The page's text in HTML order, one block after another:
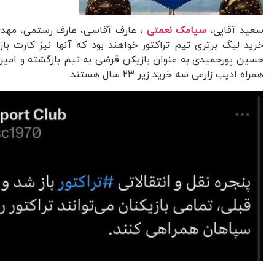
سعید آقایی، سیامک نعمتی
خرید لیگ برتری تیم تراکتور خواهند بود که آنها نیز کارت
حسین پورحمیدی به عنوان بازیکن قرضی به تیم بازگشته و
همراه ادیب زارعی سه خرید زیر ۲۳ سال هستند.